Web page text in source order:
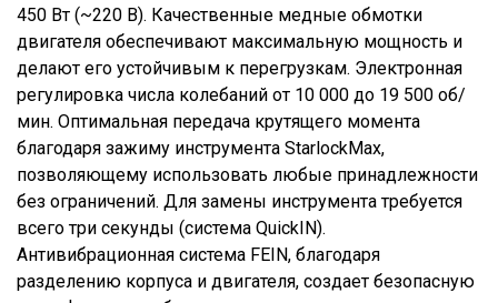
450 Вт (~220 В). Качественные медные обмотки
двигателя обеспечивают максимальную мощность и
делают его устойчивым к перегрузкам. Электронная
регулировка числа колебаний от 10 000 до 19 500 об/
мин. Оптимальная передача крутящего момента
благодаря зажиму инструмента StarlockMax,
позволяющему использовать любые принадлежности
без ограничений. Для замены инструмента требуется
всего три секунды (система QuickIN).
Антивибрационная система FEIN, благодаря
разделению корпуса и двигателя, создает безопасную